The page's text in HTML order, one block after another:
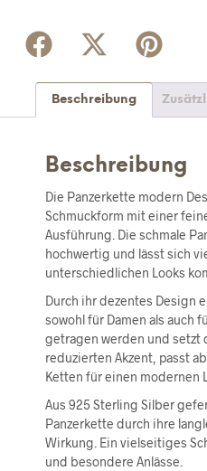
Beschreibung
Beschreibung
Die Panzerkette modern
Schmuckform mit einer
Ausführung. Die schmale
hochwertig und lässt sich
unterschiedlichen Looks
Durch ihr dezentes Design
sowohl für Damen als auch
getragen werden und setzt
reduzierten Akzent, passt
Ketten für einen modernen
Aus 925 Sterling Silber
Panzerkette durch ihre
Wirkung. Ein vielseitiges
und besondere Anlässe.